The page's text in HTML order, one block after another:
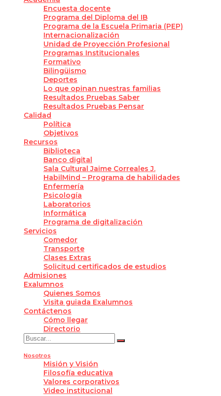
Encuesta docente
Programa del Diploma del IB
Programa de la Escuela Primaria (PEP)
Internacionalización
Unidad de Proyección Profesional
Programas Institucionales
Formativo
Bilingüismo
Deportes
Lo que opinan nuestras familias
Resultados Pruebas Saber
Resultados Pruebas Pensar
Calidad
Política
Objetivos
Recursos
Biblioteca
Banco digital
Sala Cultural Jaime Correales J.
HabilMind – Programa de habilidades
Enfermería
Psicología
Laboratorios
Informática
Programa de digitalización
Servicios
Comedor
Transporte
Clases Extras
Solicitud certificados de estudios
Admisiones
Exalumnos
Quienes Somos
Visita guiada Exalumnos
Contáctenos
Cómo llegar
Directorio
Nosotros
Misión y Visión
Filosofía educativa
Valores corporativos
Video institucional